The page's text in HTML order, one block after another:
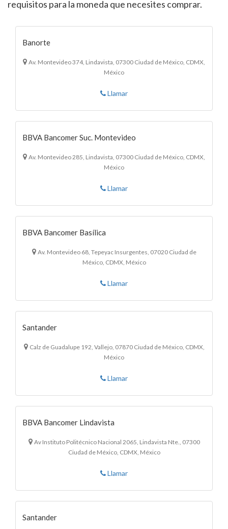
requisitos para la moneda que necesites comprar.
Banorte
Av. Montevideo 374, Lindavista, 07300 Ciudad de México, CDMX,
México
Llamar
BBVA Bancomer Suc. Montevideo
Av. Montevideo 285, Lindavista, 07300 Ciudad de México, CDMX,
México
Llamar
BBVA Bancomer Basílica
Av. Montevideo 68, Tepeyac Insurgentes, 07020 Ciudad de
México, CDMX, México
Llamar
Santander
Calz de Guadalupe 192, Vallejo, 07870 Ciudad de México, CDMX,
México
Llamar
BBVA Bancomer Lindavista
Av Instituto Politécnico Nacional 2065, Lindavista Nte., 07300
Ciudad de México, CDMX, México
Llamar
Santander